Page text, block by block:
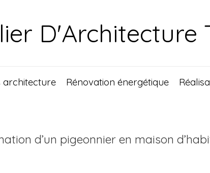
D'Architecture
architecture Rénovation énergétique
d’un pigeonnier en maison